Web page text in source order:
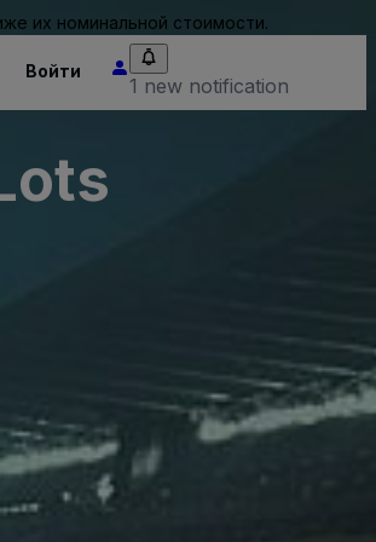
их номинальной стоимости.
Войти
1 new notification